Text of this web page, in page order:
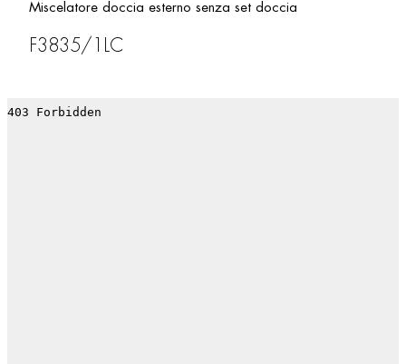
Miscelatore doccia esterno senza set doccia
F3835/1LC